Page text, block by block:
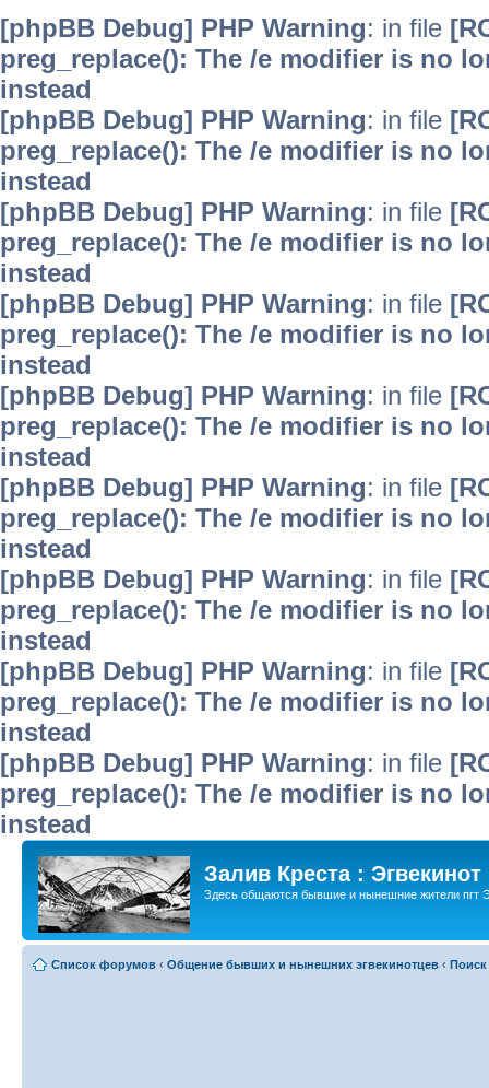
[phpBB Debug] PHP Warning: in file
preg_replace(): The /e modifier is no
instead
[phpBB Debug] PHP Warning: in file
preg_replace(): The /e modifier is no
instead
[phpBB Debug] PHP Warning: in file
preg_replace(): The /e modifier is no
instead
[phpBB Debug] PHP Warning: in file
preg_replace(): The /e modifier is no
instead
[phpBB Debug] PHP Warning: in file
preg_replace(): The /e modifier is no
instead
[phpBB Debug] PHP Warning: in file
preg_replace(): The /e modifier is no
instead
[phpBB Debug] PHP Warning: in file
preg_replace(): The /e modifier is no
instead
[phpBB Debug] PHP Warning: in file
preg_replace(): The /e modifier is no
instead
[phpBB Debug] PHP Warning: in file
preg_replace(): The /e modifier is no
instead
Залив Креста : Эгвекинот
Здесь общаются бывшие и нынешние жители пгт
Список форумов ‹ Общение бывших и нынешних эгвекинотцев ‹ Поиск